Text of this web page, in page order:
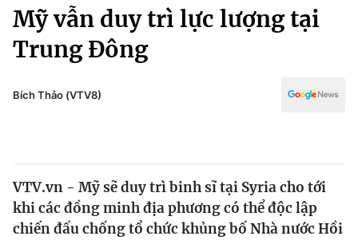
Chuyên mục
Chính trị
Thế giới
Kinh tế
Thể thao
Truyền hình
Y tế
Mỹ vẫn duy trì lực lượng tại
Trung Đông
Bích Thảo (VTV8)
VTV.vn - Mỹ sẽ duy trì binh sĩ tại Syria cho tới
khi các đồng minh địa phương có thể độc lập
chiến đấu chống tổ chức khủng bố Nhà nước Hồi